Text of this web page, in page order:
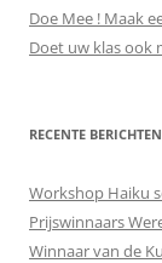
Doe Mee ! Maak
Doet uw klas ook
RECENTE BERICHTEN
Workshop Haiku
Prijswinnaars
Winnaar van de